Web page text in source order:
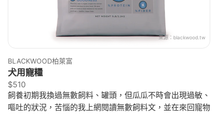
來源： blackwood.tw
BLACKWOOD柏萊富
犬用寵糧
$510
飼養初期我換過無數飼料、罐頭，但瓜瓜不時會出現過敏、
嘔吐的狀況，苦惱的我上網閱讀無數飼料文，並在來回寵物